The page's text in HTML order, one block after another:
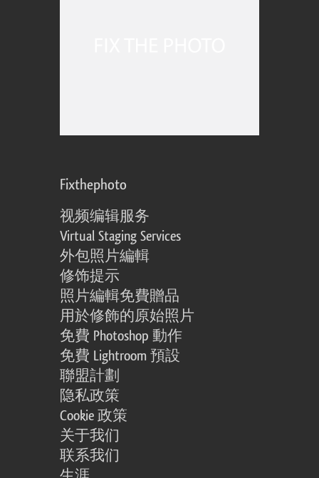
Fixthephoto
视频编辑服务
Virtual Staging Services
外包照片編輯
修饰提示
照片編輯免費贈品
用於修飾的原始照片
免費 Photoshop 動作
免費 Lightroom 預設
聯盟計劃
隐私政策
Cookie 政策
关于我们
联系我们